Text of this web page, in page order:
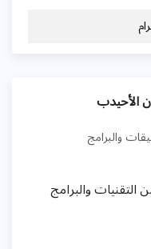
الأحيدب
والبرامج
التقنيات والبرامج